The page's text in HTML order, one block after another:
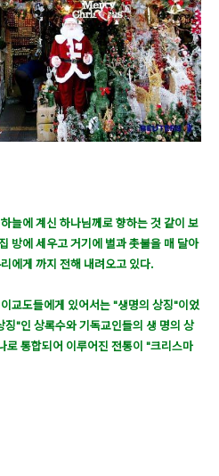
늘에 계신 하나님께로 향하는 것 같이 보
방에 세우고 거기에 별과 촛불을 매 달아
에게 까지 전해 내려오고 있다.
교도들에게 있어서는 "생명의 상징"이었
"인 상록수와 기독교인들의 생 명의 상
로 통합되어 이루어진 전통이 "크리스마